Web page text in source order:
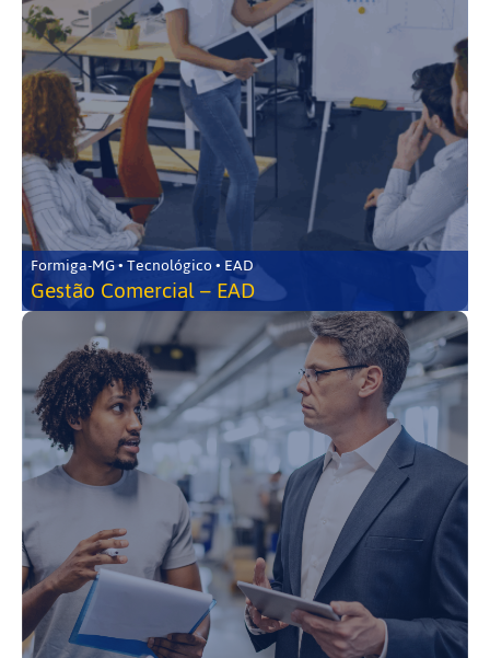
Formiga-MG • Tecnológico • EAD
Gestão Comercial – EAD